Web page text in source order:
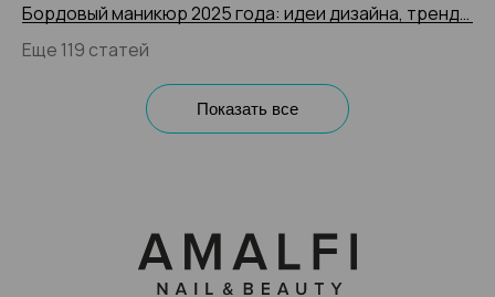
Бордовый маникюр 2025 года: идеи дизайна, тренды и новинки, 200+ фото
Еще 119 статей
Показать все